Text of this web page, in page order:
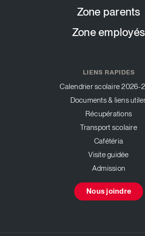
Zone parents
Zone employés
LIENS RAPIDES
Calendrier scolaire 2026-
Documents & liens
Récupérations
Transport scolaire
Cafétéria
Visite guidée
Admission
Nous joindre